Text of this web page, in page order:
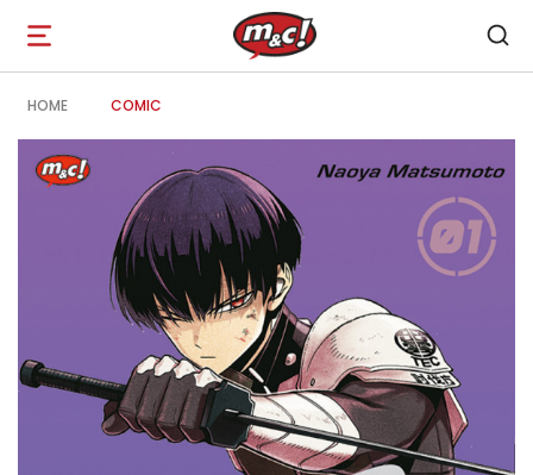
Open
navigation
HOME COMIC